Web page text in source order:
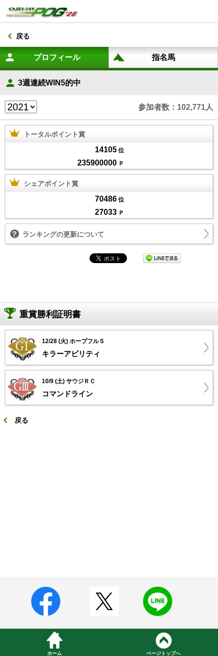
戻る
3週連続WIN5的中
参加者数：102,771人
トータルポイント賞
14105 位
235900000 Ｐ
シェアポイント賞
70486 位
27033 Ｐ
ランキングの更新について
重賞勝利証明書
12/28 (火) ホープフルＳ
キラーアビリティ
10/9 (土) サウジＲＣ
コマンドライン
戻る